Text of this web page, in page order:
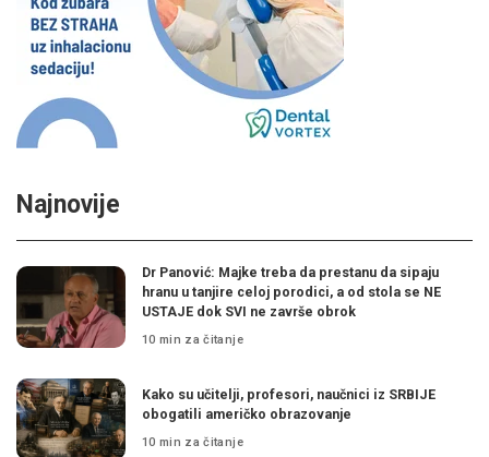
Najnovije
Dr Panović: Majke treba da prestanu da sipaju
hranu u tanjire celoj porodici, a od stola se NE
USTAJE dok SVI ne završe obrok
10 min za čitanje
Kako su učitelji, profesori, naučnici iz SRBIJE
obogatili američko obrazovanje
10 min za čitanje